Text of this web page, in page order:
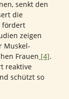
senkt den
die
fördert
zeigen
Muskel-
Frauen [4].
reaktive
schützt so